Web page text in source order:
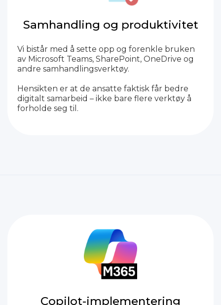
Samhandling og produktivitet
Vi bistår med å sette opp og forenkle bruken
av Microsoft Teams, SharePoint, OneDrive og
andre samhandlingsverktøy.
Hensikten er at de ansatte faktisk får bedre
digitalt samarbeid – ikke bare flere verktøy å
forholde seg til.
Copilot-implementering